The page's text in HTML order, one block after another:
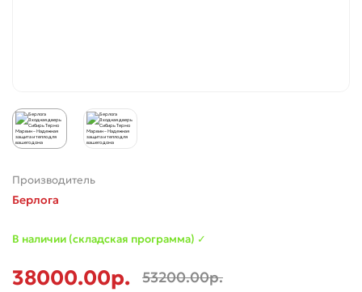
Производитель
Берлога
В наличии (складская программа) ✓
38000.00р. 53200.00р.